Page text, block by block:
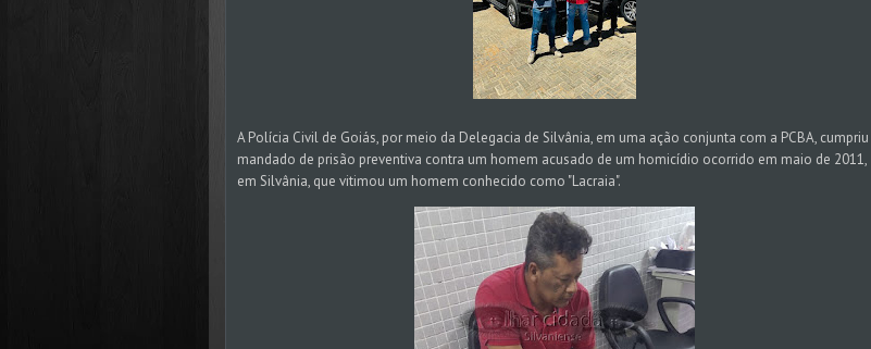
A Polícia Civil de Goiás, por meio da Delegacia de Silvânia, em uma ação conjunta com a PCBA, cumpriu
mandado de prisão preventiva contra um homem acusado de um homicídio ocorrido em maio de 2011,
em Silvânia, que vitimou um homem conhecido como "Lacraia".